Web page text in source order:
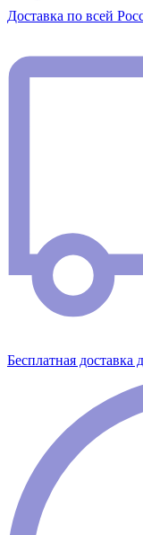
Доставка по всей
Бесплатная